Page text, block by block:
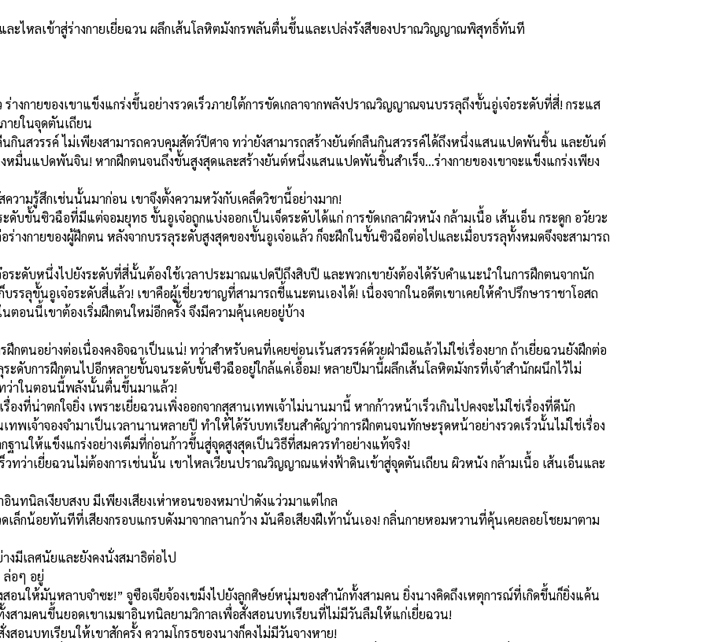
ไหลเข้าสู่ร่างกายเยี่ยฉวน ผลึกเส้นโลหิตมังกรพลันตื่นขึ้นและเปล่งรังสีของปราณวิญญาณพิสุทธิ์ทันที
กายของเขาแข็งแกร่งขึ้นอย่างรวดเร็วภายใต้การขัดเกลาจากพลังปราณวิญญาณจนบรรลุถึงขั้นอู่เจ๋อระดับที่สี่! กระแส
ยในจุดตันเถียน
นกินสวรรค์ ไม่เพียงสามารถควบคุมสัตว์ปีศาจ ทว่ายังสามารถสร้างยันต์กลืนกินสวรรค์ได้ถึงหนึ่งแสนแปดพันชิ้น และยันต์
หมื่นแปดพันจิน! หากฝึกตนจนถึงขั้นสูงสุดและสร้างยันต์หนึ่งแสนแปดพันชิ้นสำเร็จ...ร่างกายของเขาจะแข็งแกร่งเพียง
วามรู้สึกเช่นนั้นมาก่อน เขาจึงตั้งความหวังกับเคล็ดวิชานี้อย่างมาก!
บขั้นซิวฉือที่มีแต่จอมยุทธ ขั้นอูเจ๋อถูกแบ่งออกเป็นเจ็ดระดับได้แก่ การขัดเกลาผิวหนัง กล้ามเนื้อ เส้นเอ็น กระดูก อวัยวะ
างกายของผู้ฝึกตน หลังจากบรรลุระดับสูงสุดของขั้นอูเจ๋อแล้ว ก็จะฝึกในขั้นซิวฉือต่อไปและเมื่อบรรลุทั้งหมดจึงจะสามารถ
ระดับหนึ่งไปยังระดับที่สี่นั้นต้องใช้เวลาประมาณแปดปีถึงสิบปี และพวกเขายังต้องได้รับคำแนะนำในการฝึกตนจากนัก
รรลุขั้นอูเจ๋อระดับสี่แล้ว! เขาคือผู้เชี่ยวชาญที่สามารถชี้แนะตนเองได้! เนื่องจากในอดีตเขาเคยให้คำปรึกษาราชาโอสถ
อนนี้เขาต้องเริ่มฝึกตนใหม่อีกครั้ง จึงมีความคุ้นเคยอยู่บ้าง
กตนอย่างต่อเนื่องคงอิจฉาเป็นแน่! ทว่าสำหรับคนที่เคยซ่อนเร้นสวรรค์ด้วยฝ่ามือแล้วไม่ใช่เรื่องยาก ถ้าเยี่ยฉวนยังฝึกต่อ
ระดับการฝึกตนไปอีกหลายขั้นจนระดับขั้นซืวฉืออยู่ใกล้แค่เอื้อม! หลายปีมานี้ผลึกเส้นโลหิตมังกรที่เจ้าสำนักผนึกไว้ไม่
ทว่าในตอนนี้พลังนั้นตื่นขึ้นมาแล้ว!
งที่น่าตกใจยิ่ง เพราะเยี่ยฉวนเพิ่งออกจากสุสานเทพเจ้าไม่นานมานี้ หากก้าวหน้าเร็วเกินไปคงจะไม่ใช่เรื่องที่ดีนัก
พเจ้าจองจำมาเป็นเวลานานหลายปี ทำให้ได้รับบทเรียนสำคัญว่าการฝึกตนจนทักษะรุดหน้าอย่างรวดเร็วนั้นไม่ใช่เรื่อง
ฐานให้แข็งแกร่งอย่างเต็มที่ก่อนก้าวขึ้นสู่จุดสูงสุดเป็นวิธีที่สมควรทำอย่างแท้จริง!
ทว่าเยี่ยฉวนไม่ต้องการเช่นนั้น เขาไหลเวียนปราณวิญญาณแห่งฟ้าดินเข้าสู่จุดตันเถียน ผิวหนัง กล้ามเนื้อ เส้นเอ็นและ
นทนิลเงียบสงบ มีเพียงเสียงเห่าหอนของหมาป่าดังแว่วมาแต่ไกล
กน้อยทันทีที่เสียงกรอบแกรบดังมาจากลานกว้าง มันคือเสียงฝีเท้านั่นเอง! กลิ่นกายหอมหวานที่คุ้นเคยลอยโชยมาตาม
งมีเลศนัยและยังคงนั่งสมาธิต่อไป
ล่อๆ อยู่
สอนให้มันหลาบจำซะ!” จูซือเจียจ้องเขม็งไปยังลูกศิษย์หนุ่มของสำนักทั้งสามคน ยิ่งนางคิดถึงเหตุการณ์ที่เกิดขึ้นก็ยิ่งแค้น
สามคนขึ้นยอดเขาเมฆาอินทนิลยามวิกาลเพื่อสั่งสอนบทเรียนที่ไม่มีวันลืมให้แก่เยี่ยฉวน!
สอนบทเรียนให้เขาสักครั้ง ความโกรธของนางก็คงไม่มีวันจางหาย!